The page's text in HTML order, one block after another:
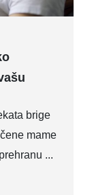
brige
mame
...